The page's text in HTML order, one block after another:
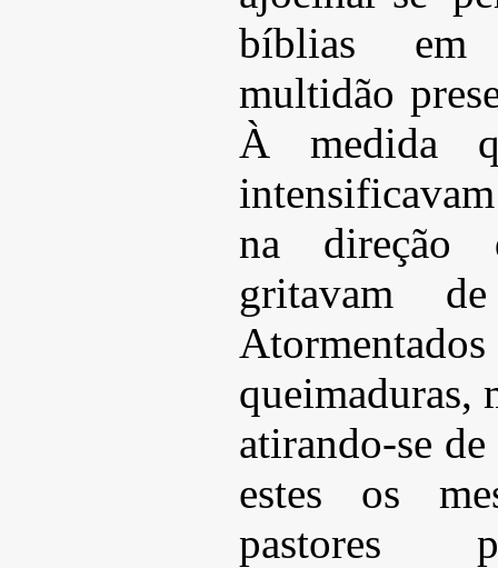
bíblias em
multidão
À medida
na direção
gritavam
queimaduras,
atirando-se
estes os
pastores